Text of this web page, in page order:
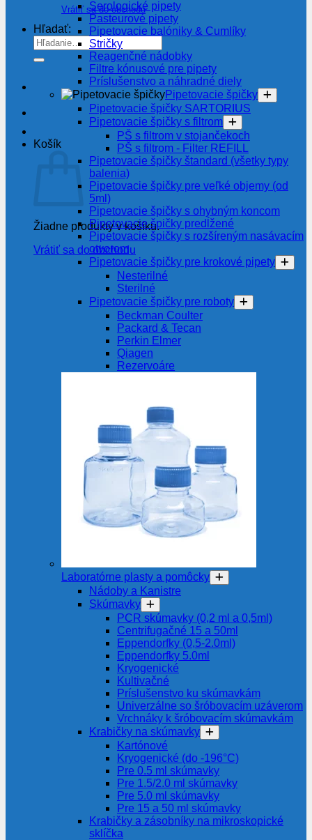
Vrátiť sa do obchodu
Hľadať:
Košík
Žiadne produkty v košíku.
Vrátiť sa do obchodu
Serologické pipety
Pasteurové pipety
Pipetovacie balóniky & Cumlíky
Stričky
Reagenčné nádobky
Filtre kónusové pre pipety
Príslušenstvo a náhradné diely
Pipetovacie špičky
Pipetovacie špičky SARTORIUS
Pipetovacie špičky s filtrom
PŠ s filtrom v stojančekoch
PŠ s filtrom - Filter REFILL
Pipetovacie špičky štandard (všetky typy
balenia)
Pipetovacie špičky pre veľké objemy (od
5ml)
Pipetovacie špičky s ohybným koncom
Pipetovacie špičky predĺžené
Pipetovacie špičky s rozšíreným nasávacím
otvorom
Pipetovacie špičky pre krokové pipety
Nesterilné
Sterilné
Pipetovacie špičky pre roboty
Beckman Coulter
Packard & Tecan
Perkin Elmer
Qiagen
Rezervoáre
Laboratórne plasty a pomôcky
Nádoby a Kanistre
Skúmavky
PCR skúmavky (0,2 ml a 0,5ml)
Centrifugačné 15 a 50ml
Eppendorfky (0,5-2.0ml)
Eppendorfky 5.0ml
Kryogenické
Kultivačné
Príslušenstvo ku skúmavkám
Univerzálne so šróbovacím uzáverom
Vrchnáky k šróbovacím skúmavkám
Krabičky na skúmavky
Kartónové
Kryogenické (do -196°C)
Pre 0.5 ml skúmavky
Pre 1.5/2.0 ml skúmavky
Pre 5.0 ml skúmavky
Pre 15 a 50 ml skúmavky
Krabičky a zásobníky na mikroskopické
sklíčka